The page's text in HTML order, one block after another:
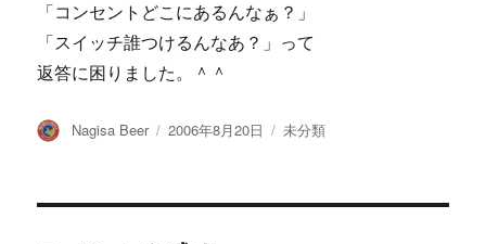
「コンセントどこにあるんなぁ？」
「スイッチ誰つけるんなあ？」って
返答に困りました。＾＾
投
Nagisa Beer
投
2006年8月20日
カ
未分類